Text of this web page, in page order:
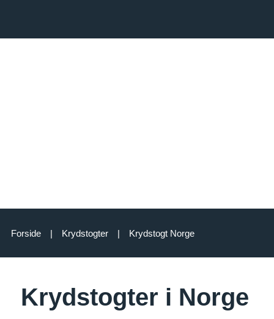
Forside | Krydstogter | Krydstogt Norge
Krydstogter i Norge